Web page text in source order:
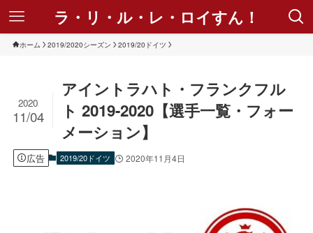
ラ・リ・ル・レ・ロイすん！
ホーム 2019/2020シーズン 2019/20ドイツ
アイントラハト・フランクフル
ト 2019-2020【選手一覧・フォー
メーション】
2020
11/04
広告 2019/20ドイツ 2020年11月4日